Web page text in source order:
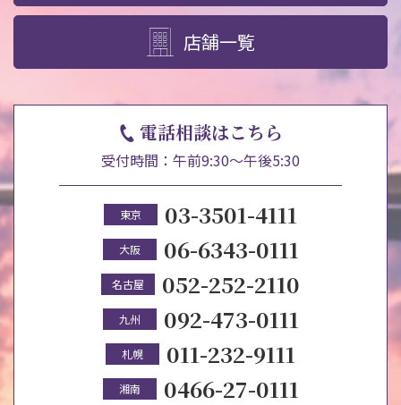
店舗一覧
電話相談はこちら
受付時間：午前9:30～午後5:30
東京 03-3501-4111
大阪 06-6343-0111
名古屋 052-252-2110
九州 092-473-0111
札幌 011-232-9111
湘南 0466-27-0111